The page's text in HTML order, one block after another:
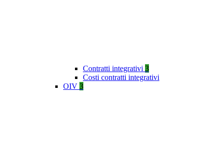
Contratti integrativi 3
Costi contratti integrativi
OIV 3